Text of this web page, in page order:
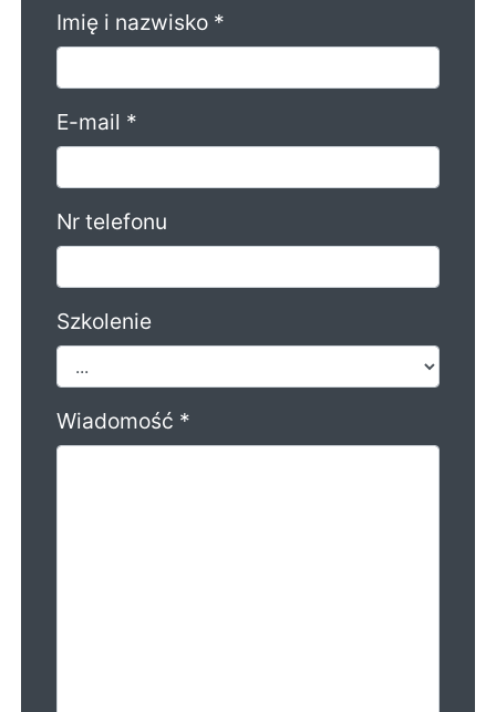
Imię i nazwisko *
E-mail *
Nr telefonu
Szkolenie
Wiadomość *